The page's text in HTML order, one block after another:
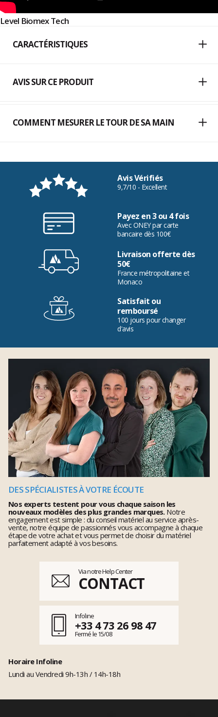
Level Biomex Tech
CARACTÉRISTIQUES
AVIS SUR CE PRODUIT
COMMENT MESURER LE TOUR DE SA MAIN
Avis Vérifiés
9,7/10 - Excellent
Payez en 3 ou 4 fois
Avec ONEY par carte
bancaire dès 100€
Livraison offerte dès
50€
France métropolitaine et
Monaco
Satisfait ou
remboursé
100 jours pour changer
d'avis
DES SPÉCIALISTES À VOTRE ÉCOUTE
Nos experts testent pour vous chaque saison les
nouveaux modèles des plus grandes marques.Notre
engagement est simple : du conseil matériel au service après-
vente, notre équipe de passionnés vous accompagne à chaque
étape de votre achat et vous permet de choisir du matériel
parfaitement adapté à vos besoins.
Via notre Help Center
CONTACT
Infoline
+33 4 73 26 98 47
Fermé le 15/08
Horaire Infoline
Lundi au Vendredi 9h-13h / 14h-18h